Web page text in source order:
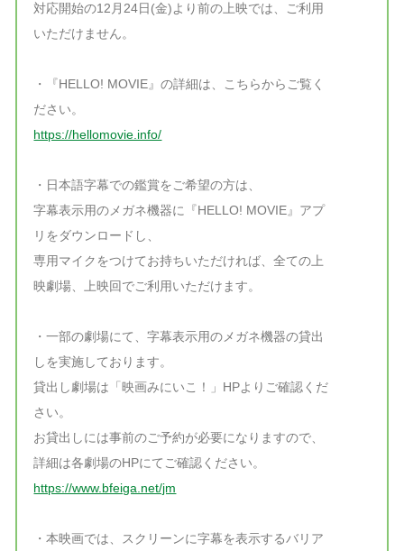
対応開始の12月24日(金)より前の上映では、ご利用
いただけません。
・『HELLO! MOVIE』の詳細は、こちらからご覧く
ださい。
https://hellomovie.info/
・日本語字幕での鑑賞をご希望の方は、
字幕表示用のメガネ機器に『HELLO! MOVIE』アプ
リをダウンロードし、
専用マイクをつけてお持ちいただければ、全ての上
映劇場、上映回でご利用いただけます。
・一部の劇場にて、字幕表示用のメガネ機器の貸出
しを実施しております。
貸出し劇場は「映画みにいこ！」HPよりご確認くだ
さい。
お貸出しには事前のご予約が必要になりますので、
詳細は各劇場のHPにてご確認ください。
https://www.bfeiga.net/jm
・本映画では、スクリーンに字幕を表示するバリア